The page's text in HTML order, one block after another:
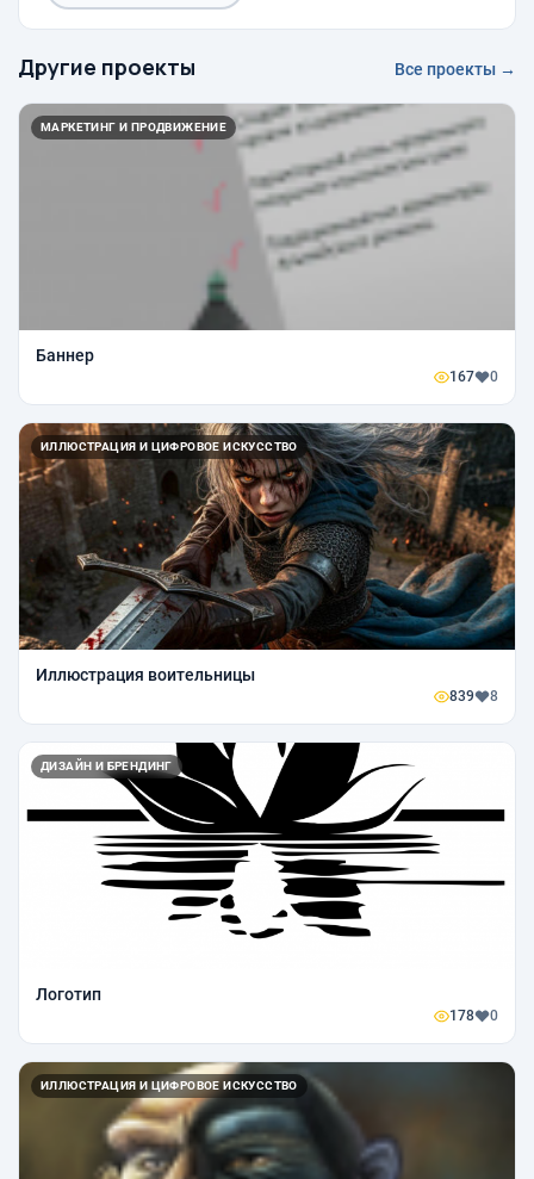
Другие проекты Все проекты →
МАРКЕТИНГ И ПРОДВИЖЕНИЕ
Баннер
167 0
ИЛЛЮСТРАЦИЯ И ЦИФРОВОЕ ИСКУССТВО
Иллюстрация воительницы
839 8
ДИЗАЙН И БРЕНДИНГ
Логотип
178 0
ИЛЛЮСТРАЦИЯ И ЦИФРОВОЕ ИСКУССТВО